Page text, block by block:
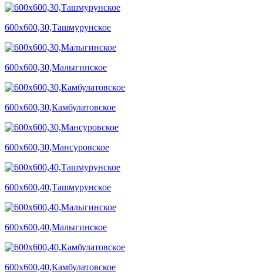
600х600,30,Ташмурунское
600х600,30,Малыгинское
600х600,30,Камбулатовское
600х600,30,Мансуровское
600х600,40,Ташмурунское
600х600,40,Малыгинское
600х600,40,Камбулатовское